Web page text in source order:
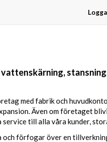
med fabrik och
Även om företaget
till alla våra kunder,
och förfogar över en